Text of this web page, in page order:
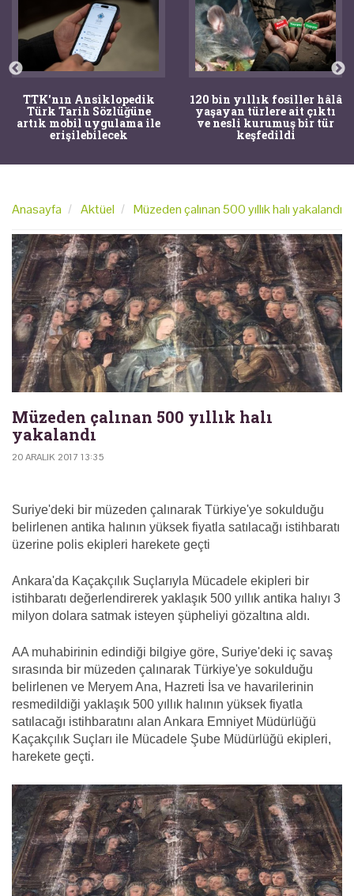
TTK'nın Ansiklopedik
Türk Tarih Sözlüğüne
artık mobil uygulama ile
erişilebilecek
120 bin yıllık fosiller hâlâ
yaşayan türlere ait çıktı
ve nesli kurumuş bir tür
keşfedildi
Anasayfa Aktüel Müzeden çalınan 500 yıllık halı yakalandı
Müzeden çalınan 500 yıllık halı
yakalandı
20 ARALIK 2017 13:35
Suriye'deki bir müzeden çalınarak Türkiye'ye sokulduğu
belirlenen antika halının yüksek fiyatla satılacağı istihbaratı
üzerine polis ekipleri harekete geçti
Ankara'da Kaçakçılık Suçlarıyla Mücadele ekipleri bir
istihbaratı değerlendirerek yaklaşık 500 yıllık antika halıyı 3
milyon dolara satmak isteyen şüpheliyi gözaltına aldı.
AA muhabirinin edindiği bilgiye göre, Suriye'deki iç savaş
sırasında bir müzeden çalınarak Türkiye'ye sokulduğu
belirlenen ve Meryem Ana, Hazreti İsa ve havarilerinin
resmedildiği yaklaşık 500 yıllık halının yüksek fiyatla
satılacağı istihbaratını alan Ankara Emniyet Müdürlüğü
Kaçakçılık Suçları ile Mücadele Şube Müdürlüğü ekipleri,
harekete geçti.